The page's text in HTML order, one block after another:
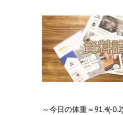
～今日の体重＝91.4(-